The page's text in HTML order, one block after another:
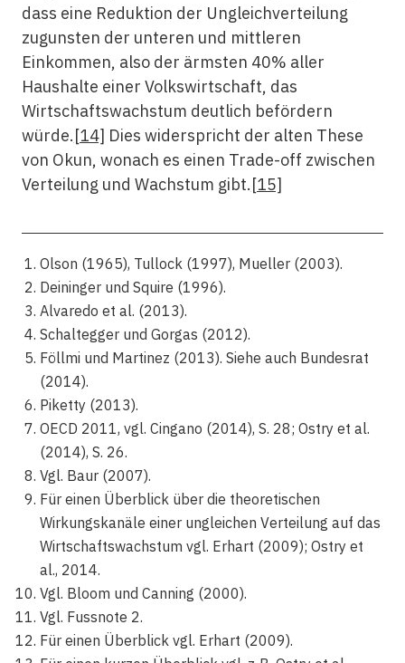
dass eine Reduktion der Ungleichverteilung
zugunsten der unteren und mittleren
Einkommen, also der ärmsten 40% aller
Haushalte einer Volkswirtschaft, das
Wirtschaftswachstum deutlich befördern
würde.[14] Dies widerspricht der alten These
von Okun, wonach es einen Trade-off zwischen
Verteilung und Wachstum gibt.[15]
Olson (1965), Tullock (1997), Mueller (2003).
Deininger und Squire (1996).
Alvaredo et al. (2013).
Schaltegger und Gorgas (2012).
Föllmi und Martinez (2013). Siehe auch Bundesrat
(2014).
Piketty (2013).
OECD 2011, vgl. Cingano (2014), S. 28; Ostry et al.
(2014), S. 26.
Vgl. Baur (2007).
Für einen Überblick über die theoretischen
Wirkungskanäle einer ungleichen Verteilung auf das
Wirtschaftswachstum vgl. Erhart (2009); Ostry et
al., 2014.
Vgl. Bloom und Canning (2000).
Vgl. Fussnote 2.
Für einen Überblick vgl. Erhart (2009).